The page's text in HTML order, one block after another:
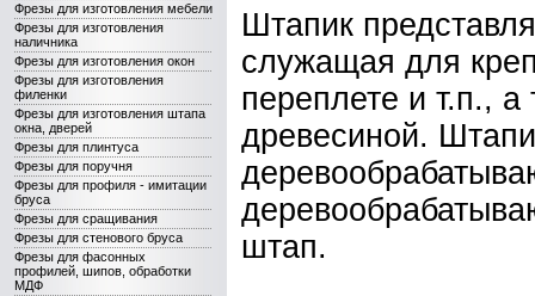
Фрезы для изготовления мебели
Фрезы для изготовления
наличника
Фрезы для изготовления окон
Фрезы для изготовления
филенки
Фрезы для изготовления штапа
окна, дверей
Фрезы для плинтуса
Фрезы для поручня
Фрезы для профиля - имитации
бруса
Фрезы для сращивания
Фрезы для стенового бруса
Фрезы для фасонных
профилей, шипов, обработки
МДФ
Штапик
служащая для
переплете и т.п., а
древесиной.
штап.